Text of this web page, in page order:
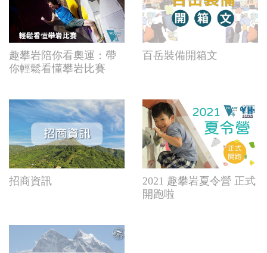
趣攀岩陪你看奧運：帶
你輕鬆看懂攀岩比賽
百岳裝備開箱文
招商資訊
2021 趣攀岩夏令營 正式
開跑啦